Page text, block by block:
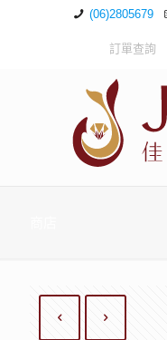
(06)2805679
訂單查詢